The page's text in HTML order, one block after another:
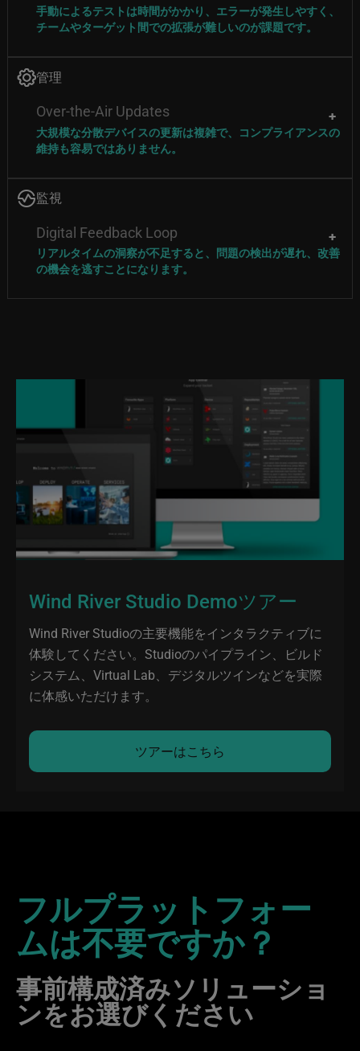
手動によるテストは時間がかかり、エラーが発生しやすく、
チームやターゲット間での拡張が難しいのが課題です。
Image
管理
Over-the-Air Updates
大規模な分散デバイスの更新は複雑で、コンプライアンスの
維持も容易ではありません。
Image
監視
Digital Feedback Loop
リアルタイムの洞察が不足すると、問題の検出が遅れ、改善
の機会を逃すことになります。
Wind River Studio Demoツアー
Wind River Studioの主要機能をインタラクティブに
体験してください。Studioのパイプライン、ビルド
システム、Virtual Lab、デジタルツインなどを実際
に体感いただけます。
ツアーはこちら
フルプラットフォー
ムは不要ですか？
事前構成済みソリューショ
ンをお選びください